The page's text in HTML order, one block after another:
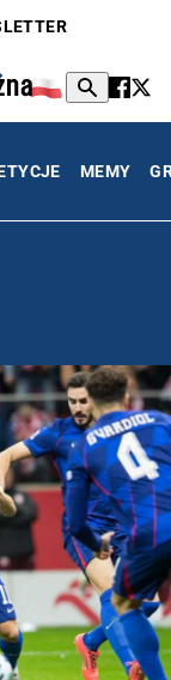
MEMY